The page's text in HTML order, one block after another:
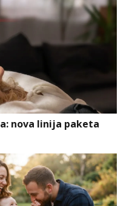
nova linija paketa